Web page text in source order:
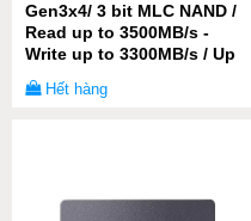
Gen3x4/ 3 bit MLC NAND /
Read up to 3500MB/s -
Write up to 3300MB/s / Up
1200TBW
Hết hàng